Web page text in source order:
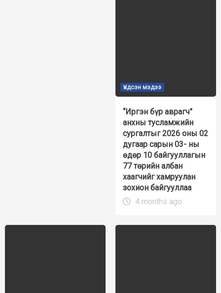
Үндсэн мэдээ
“Иргэн бүр аврагч”
анхны тусламжийн
сургалтыг 2026 оны 02
дугаар сарын 03- ны
өдөр 10 байгууллагын
77 төрийн албан
хаагчийг хамруулан
зохион байгууллаа
4 months ago